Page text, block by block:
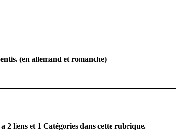
(en allemand et romanche)
2 liens et 1 Catégories dans cette rubrique.